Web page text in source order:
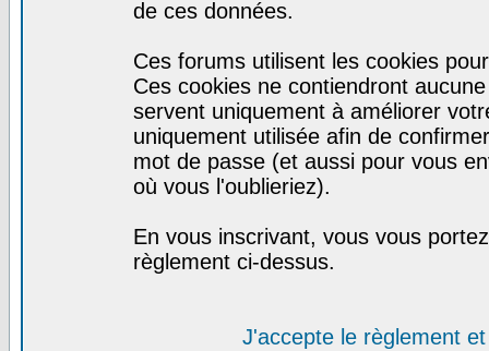
de ces données.
Ces forums utilisent les cookies
Ces cookies ne contiendront
servent uniquement à améliorer
uniquement utilisée afin de
mot de passe (et aussi pour vous
où vous l'oublieriez).
En vous inscrivant, vous vous
règlement ci-dessus.
J'accepte le règlement